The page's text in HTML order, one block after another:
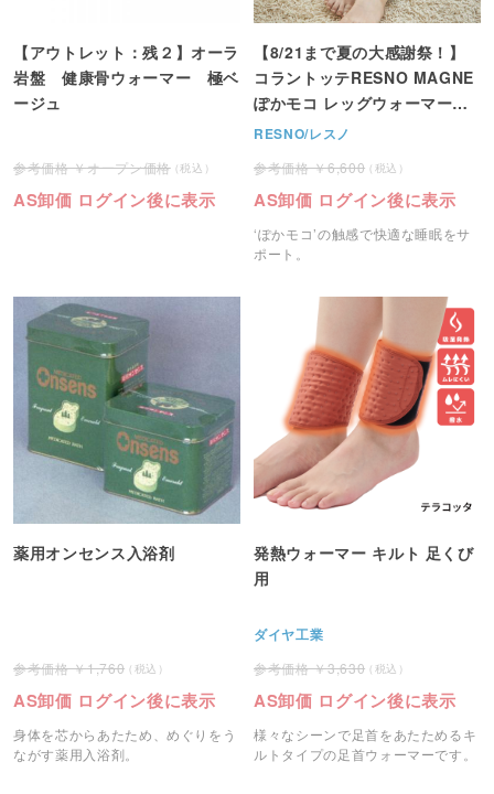
【アウトレット：残２】オーラ
岩盤 健康骨ウォーマー 極ベ
ージュ
オープン価格
AS卸価 ログイン後に表示
【8/21まで夏の大感謝祭！】
コラントッテRESNO MAGNE
ぽかモコ レッグウォーマー
（Colantotte)
RESNO/レスノ
6,600
AS卸価 ログイン後に表示
‘ぽかモコ’の触感で快適な睡眠をサ
ポート。
薬用オンセンス入浴剤
1,760
AS卸価 ログイン後に表示
身体を芯からあたため、めぐりをう
ながす薬用入浴剤。
発熱ウォーマー キルト 足くび
用
ダイヤ工業
3,630
AS卸価 ログイン後に表示
様々なシーンで足首をあたためるキ
ルトタイプの足首ウォーマーです。